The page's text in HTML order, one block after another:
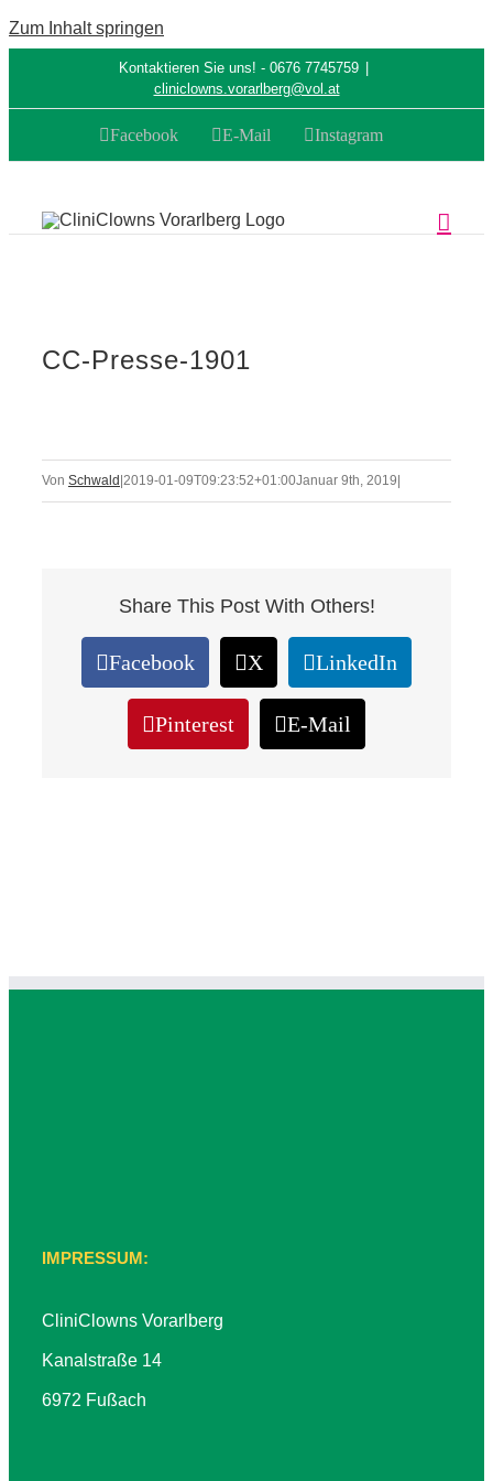
Zum Inhalt springen
Kontaktieren Sie uns! - 0676 7745759
cliniclowns.vorarlberg@vol.at
Facebook E-Mail Instagram
CC-Presse-1901
Von Schwald|2019-01-09T09:23:52+01:00Januar 9th, 2019|
Share This Post With Others!
Facebook X LinkedIn
Pinterest E-Mail
IMPRESSUM:
CliniClowns Vorarlberg
Kanalstraße 14
6972 Fußach